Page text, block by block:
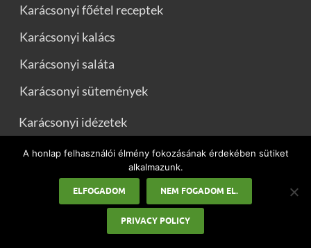
Karácsonyi főétel receptek
Karácsonyi kalács
Karácsonyi saláta
Karácsonyi sütemények
Karácsonyi idézetek
Karácsonyi üdvözletek
Karácsonyi versek
Mikulás
A honlap felhasználói élmény fokozásának érdekében sütiket
alkalmazunk.
ELFOGADOM NEM FOGADOM EL.
PRIVACY POLICY